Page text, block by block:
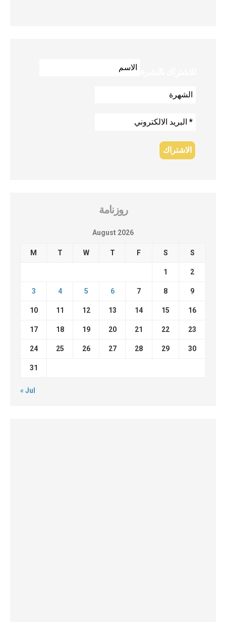
روزنامة
August 2026
M T W T F S S
1 2
3 4 5 6 7 8 9
10 11 12 13 14 15 16
17 18 19 20 21 22 23
24 25 26 27 28 29 30
31
« Jul